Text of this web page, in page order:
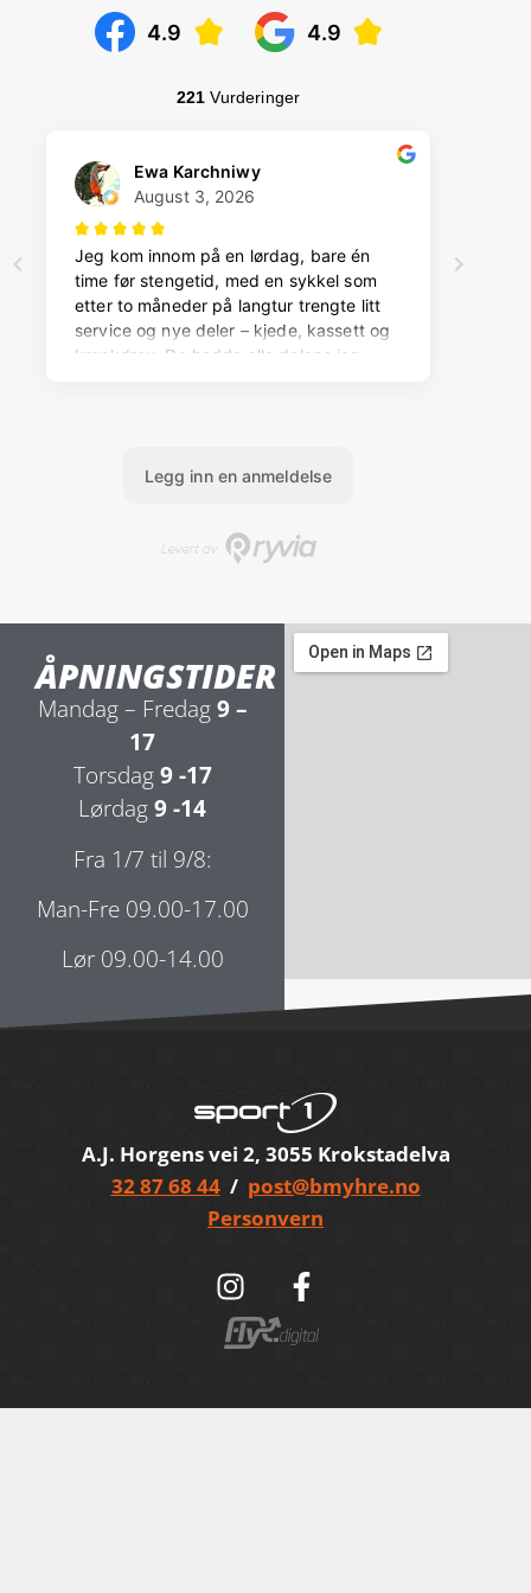
ÅPNINGSTIDER
Mandag – Fredag9 –
17
Torsdag9 -17
Lørdag9 -14
Fra 1/7 til 9/8:
Man-Fre 09.00-17.00
Lør 09.00-14.00
A.J. Horgens vei 2, 3055 Krokstadelva
32 87 68 44/ post@bmyhre.no
Personvern